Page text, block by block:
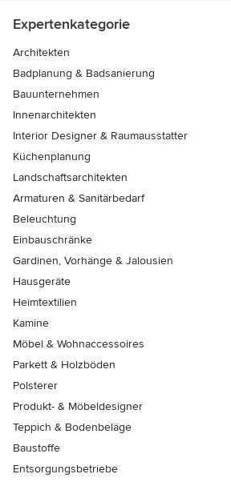
Expertenkategorie
Architekten
Badplanung & Badsanierung
Bauunternehmen
Innenarchitekten
Interior Designer & Raumausstatter
Küchenplanung
Landschaftsarchitekten
Armaturen & Sanitärbedarf
Beleuchtung
Einbauschränke
Gardinen, Vorhänge & Jalousien
Hausgeräte
Heimtextilien
Kamine
Möbel & Wohnaccessoires
Parkett & Holzböden
Polsterer
Produkt- & Möbeldesigner
Teppich & Bodenbeläge
Baustoffe
Entsorgungsbetriebe